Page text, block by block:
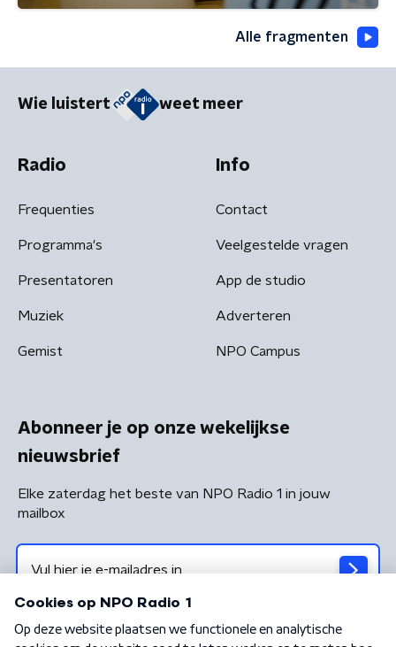
Alle fragmenten
Wie luistert weet meer
Radio
Frequenties
Programma's
Presentatoren
Muziek
Gemist
Info
Contact
Veelgestelde vragen
App de studio
Adverteren
NPO Campus
Abonneer je op onze wekelijkse
nieuwsbrief
Elke zaterdag het beste van NPO Radio 1 in jouw
mailbox